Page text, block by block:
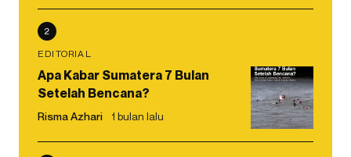
2
EDITORIAL
Apa Kabar Sumatera 7 Bulan
Setelah Bencana?
Risma Azhari 1 bulan lalu